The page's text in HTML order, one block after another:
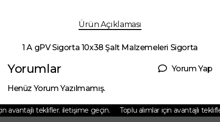
Ürün Açıklaması
1 A gPV Sigorta 10x38 Şalt Malzemeleri Sigorta
Yorumlar Yorum Yap
Henüz Yorum Yazılmamış.
avantajlı teklifler. iletişime geçin. Toplu alımlar için avantajlı